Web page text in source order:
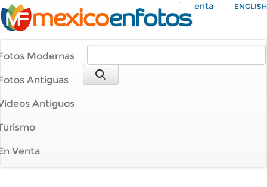
Mi Cuenta ENGLISH
Modernas
Antiguas
Antiguos
Venta